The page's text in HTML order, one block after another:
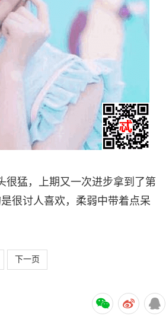
猛，上期又一次进步拿到了第
很讨人喜欢，柔弱中带着点呆
下一页